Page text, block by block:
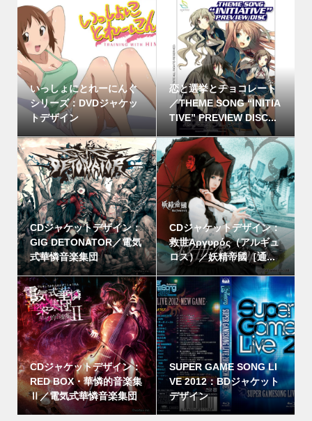
いっしょにとれーにんぐ
シリーズ：DVDジャケッ
トデザイン
恋と選挙とチョコレート
／THEME SONG “INITIA
TIVE” PREVIEW DISC...
CDジャケットデザイン：
GIG DETONATOR／電気
式華憐音楽集団
CDジャケットデザイン：
救世Ἀργυρός（アルギュ
ロス）／妖精帝國［通...
CDジャケットデザイン：
RED BOX・華憐的音楽集
Ⅱ／電気式華憐音楽集団
SUPER GAME SONG LI
VE 2012：BDジャケット
デザイン